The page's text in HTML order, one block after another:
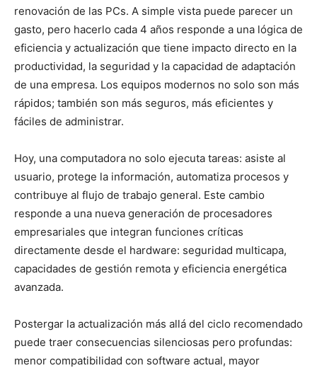
renovación de las PCs. A simple vista puede parecer un
gasto, pero hacerlo cada 4 años responde a una lógica de
eficiencia y actualización que tiene impacto directo en la
productividad, la seguridad y la capacidad de adaptación
de una empresa. Los equipos modernos no solo son más
rápidos; también son más seguros, más eficientes y
fáciles de administrar.
Hoy, una computadora no solo ejecuta tareas: asiste al
usuario, protege la información, automatiza procesos y
contribuye al flujo de trabajo general. Este cambio
responde a una nueva generación de procesadores
empresariales que integran funciones críticas
directamente desde el hardware: seguridad multicapa,
capacidades de gestión remota y eficiencia energética
avanzada.
Postergar la actualización más allá del ciclo recomendado
puede traer consecuencias silenciosas pero profundas:
menor compatibilidad con software actual, mayor